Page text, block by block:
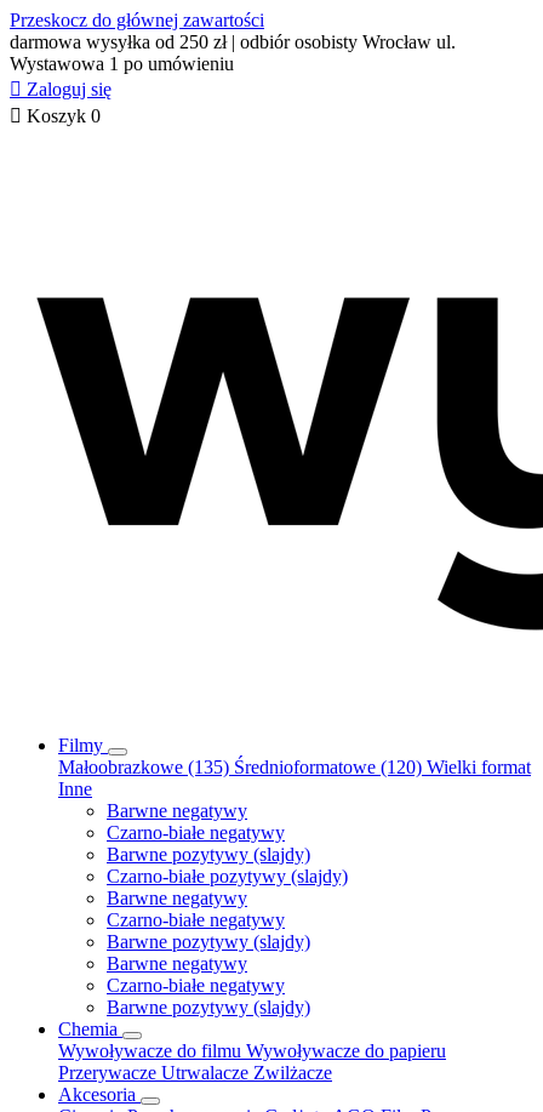
Przeskocz do głównej zawartości
darmowa wysyłka od 250 zł | odbiór osobisty Wrocław ul.
Wystawowa 1 po umówieniu
 Zaloguj się
 Koszyk 0
Filmy
Małoobrazkowe (135) Średnioformatowe (120) Wielki format
Inne
Barwne negatywy
Czarno-białe negatywy
Barwne pozytywy (slajdy)
Czarno-białe pozytywy (slajdy)
Barwne negatywy
Czarno-białe negatywy
Barwne pozytywy (slajdy)
Barwne negatywy
Czarno-białe negatywy
Barwne pozytywy (slajdy)
Chemia
Wywoływacze do filmu Wywoływacze do papieru
Przerywacze Utrwalacze Zwilżacze
Akcesoria